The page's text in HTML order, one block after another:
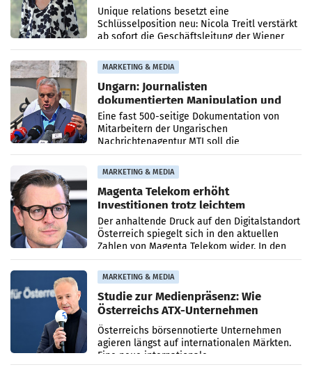
Geschäftsleitung
Unique relations besetzt eine
Schlüsselposition neu: Nicola Treitl verstärkt
ab sofort die Geschäftsleitung der Wiener
PR-Agentur an der Seite von Josef Kalina und
Anna Kalina-Mahr.
MARKETING & MEDIA
Ungarn: Journalisten
dokumentierten Manipulation und
Zensur
Eine fast 500-seitige Dokumentation von
Mitarbeitern der Ungarischen
Nachrichtenagentur MTI soll die
systematische Nachrichten-Manipulation und
Zensur bei der Agentur während der Zeit
MARKETING & MEDIA
Magenta Telekom erhöht
Investitionen trotz leichtem
Umsatzrückgang
Der anhaltende Druck auf den Digitalstandort
Österreich spiegelt sich in den aktuellen
Zahlen von Magenta Telekom wider. In den
ersten sechs Monaten des laufenden Jahres
verzeichnete
MARKETING & MEDIA
Studie zur Medienpräsenz: Wie
Österreichs ATX-Unternehmen
international wahrgenommen
werden
Österreichs börsennotierte Unternehmen
agieren längst auf internationalen Märkten.
Eine neue internationale
Medienresonanzanalyse untersucht die